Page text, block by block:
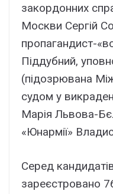
закордонних
Москви Сергій
пропагандист-
Піддубний,
(підозрювана
судом у
Марія Львова-
«Юнармії»
Серед
зареєстровано